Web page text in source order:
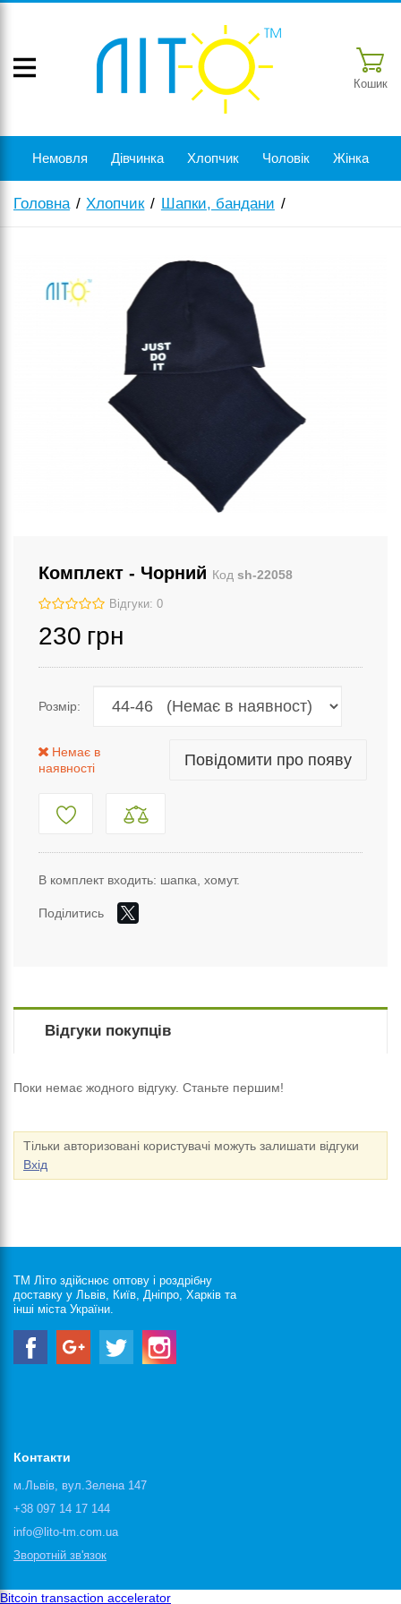
Кошик
Немовля Дівчинка Хлопчик Чоловік Жінка
Головна Хлопчик Шапки, бандани
Комплект - Чорний Код sh-22058
Відгуки: 0
230 грн
Розмір:
Немає в
наявності
Повідомити про появу
В комплект входить: шапка, хомут.
Поділитись
Відгуки покупців
Поки немає жодного відгуку. Станьте першим!
Тільки авторизовані користувачі можуть залишати відгуки
Вхід
ТМ Літо здійснює оптову і роздрібну
доставку у Львів, Київ, Дніпро, Харків та
інші міста України.
Контакти
м.Львів, вул.Зелена 147
+38 097 14 17 144
info@lito-tm.com.ua
Зворотній зв'язок
Bitcoin transaction accelerator